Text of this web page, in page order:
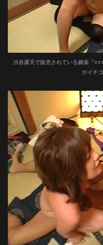
渋谷露天で販売されている媚薬『
がイチ